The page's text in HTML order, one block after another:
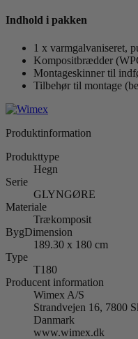
Indhold i pakken
1 x varmgalvaniseret,
Kompositbrædder
Montageskinner til
Tilbehør til montage
Produktinformation
Produkttype
Hegn
Serie
GLYNGØRE
Materiale
Trækomposit
BygDimension
189.30 x 180 cm
Type
T180
Producent information
Wimex A/S
Strandvejen 16, 7800
Danmark
www.wimex.dk